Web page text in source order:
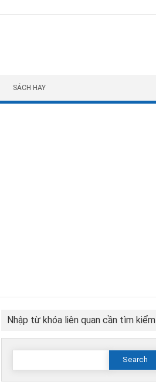
SÁCH HAY
Nhập từ khóa liên quan cần tìm kiểm
Search